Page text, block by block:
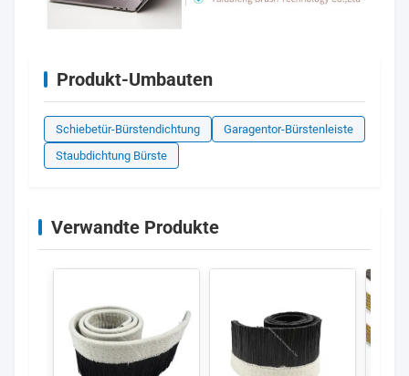
Produkt-Umbauten
Schiebetür-Bürstendichtung
Garagentor-Bürstenleiste
Staubdichtung Bürste
Verwandte Produkte